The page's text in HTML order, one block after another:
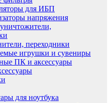
для ИБП
напряжения
переходники
игрушки и сувениры
ПК и аксессуары
для ноутбука